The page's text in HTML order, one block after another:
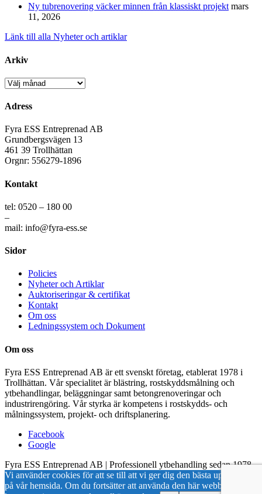
Ny tubrenovering väcker minnen från klassiskt projekt mars
11, 2026
Länk till alla Nyheter och artiklar
Arkiv
Arkiv
Adress
Fyra ESS Entreprenad AB
Grundbergsvägen 13
461 39 Trollhättan
Orgnr: 556279-1896
Kontakt
tel: 0520 – 180 00
–
mail: info@fyra-ess.se
Sidor
Policies
Nyheter och Artiklar
Auktoriseringar & certifikat
Kontakt
Om oss
Ledningssystem och Dokument
Om oss
Fyra ESS Entreprenad AB är ett svenskt företag, etablerat 1978 i
Trollhättan. Vår specialitet är blästring, rostskyddsmålning och
ytbehandlingar, beläggningar samt betongrenoveringar och
industrirengöring. Vår styrka är kompetens i rostskydds- och
målningssystem, projekt- och driftsplanering.
Facebook
Google
Fyra ESS Entreprenad AB | Professionell ytbehandling sedan 1978
Vi använder cookies för att se till att vi ger dig den bästa upplevelsen
på vår hemsida. Om du fortsätter att använda den här webbplatsen